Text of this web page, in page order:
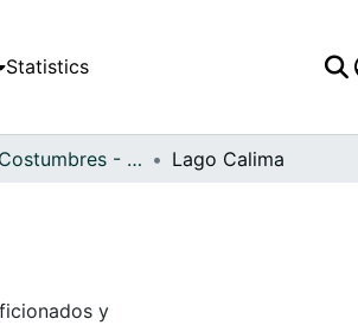
Statistics
APFFVC - Costumbres - Patrimonial Lago Calima
y